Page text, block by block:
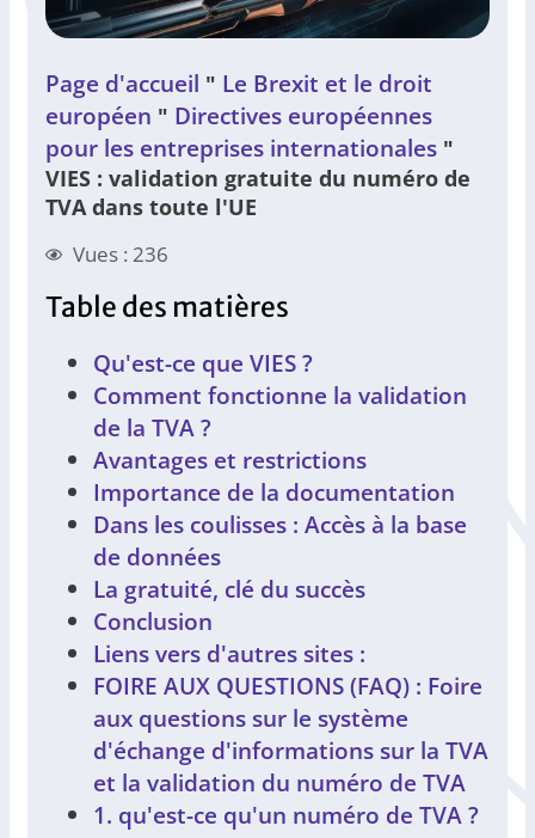
Page d'accueil " Le Brexit et le droit
européen " Directives européennes
pour les entreprises internationales "
VIES : validation gratuite du numéro de
TVA dans toute l'UE
Vues : 236
Table des matières
Qu'est-ce que VIES ?
Comment fonctionne la validation
de la TVA ?
Avantages et restrictions
Importance de la documentation
Dans les coulisses : Accès à la base
de données
La gratuité, clé du succès
Conclusion
Liens vers d'autres sites :
FOIRE AUX QUESTIONS (FAQ) : Foire
aux questions sur le système
d'échange d'informations sur la TVA
et la validation du numéro de TVA
1. qu'est-ce qu'un numéro de TVA ?